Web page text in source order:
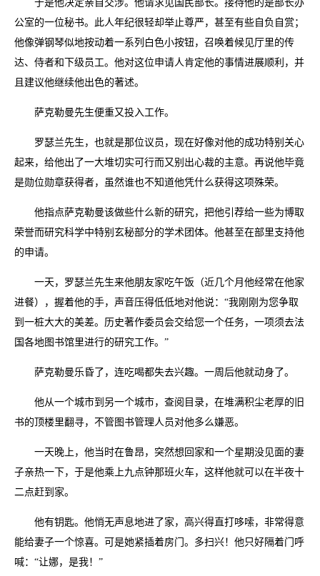
于是他决定亲自交涉。他请求见国民部长。接待他的是部长办
公室的一位秘书。此人年纪很轻却举止尊严，甚至有些自负自赏；
他像弹钢琴似地按动着一系列白色小按钮，召唤着候见厅里的传
达、侍者和下级员工。他对这位申请人肯定他的事情进展顺利，并
且建议他继续他出色的著述。
萨克勒曼先生便重又投入工作。
罗瑟兰先生，也就是那位议员，现在好像对他的成功特别关心
起来，给他出了一大堆切实可行而又别出心裁的主意。再说他毕竟
是勋位勋章获得者，虽然谁也不知道他凭什么获得这项殊荣。
他指点萨克勒曼该做些什么新的研究，把他引荐给一些为博取
荣誉而研究科学中特别玄秘部分的学术团体。他甚至在部里支持他
的申请。
一天，罗瑟兰先生来他朋友家吃午饭（近几个月他经常在他家
进餐），握着他的手，声音压得低低地对他说：“我刚刚为您争取
到一桩大大的美差。历史著作委员会交给您一个任务，一项须去法
国各地图书馆里进行的研究工作。”
萨克勒曼乐昏了，连吃喝都失去兴趣。一周后他就动身了。
他从一个城市到另一个城市，查阅目录，在堆满积尘老厚的旧
书的顶楼里翻寻，不管图书管理人员对他多么嫌恶。
一天晚上，他当时在鲁昂，突然想回家和一个星期没见面的妻
子亲热一下，于是他乘上九点钟那班火车，这样他就可以在半夜十
二点赶到家。
他有钥匙。他悄无声息地进了家，高兴得直打哆嗦，非常得意
能给妻子一个惊喜。可是她紧插着房门。多扫兴！他只好隔着门呼
喊：“让娜，是我！”